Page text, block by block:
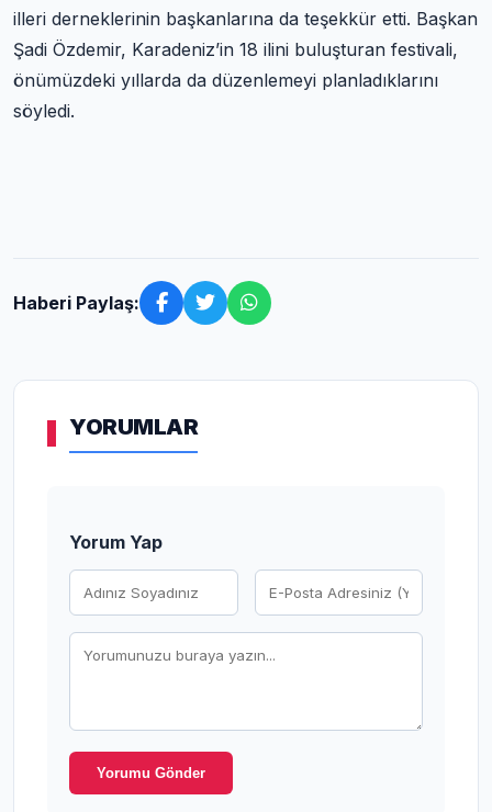
illeri derneklerinin başkanlarına da teşekkür etti. Başkan
Şadi Özdemir, Karadeniz’in 18 ilini buluşturan festivali,
önümüzdeki yıllarda da düzenlemeyi planladıklarını
söyledi.
Haberi Paylaş:
YORUMLAR
Yorum Yap
Yorumu Gönder